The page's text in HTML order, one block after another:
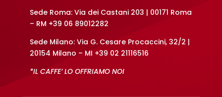
Sede Roma: Via dei Castani 203 | 00171 Roma
– RM +39 06 89012282
Sede Milano: Via G. Cesare Procaccini, 32/2 |
20154 Milano – MI +39 02 21116516
*IL CAFFE’ LO OFFRIAMO NOI